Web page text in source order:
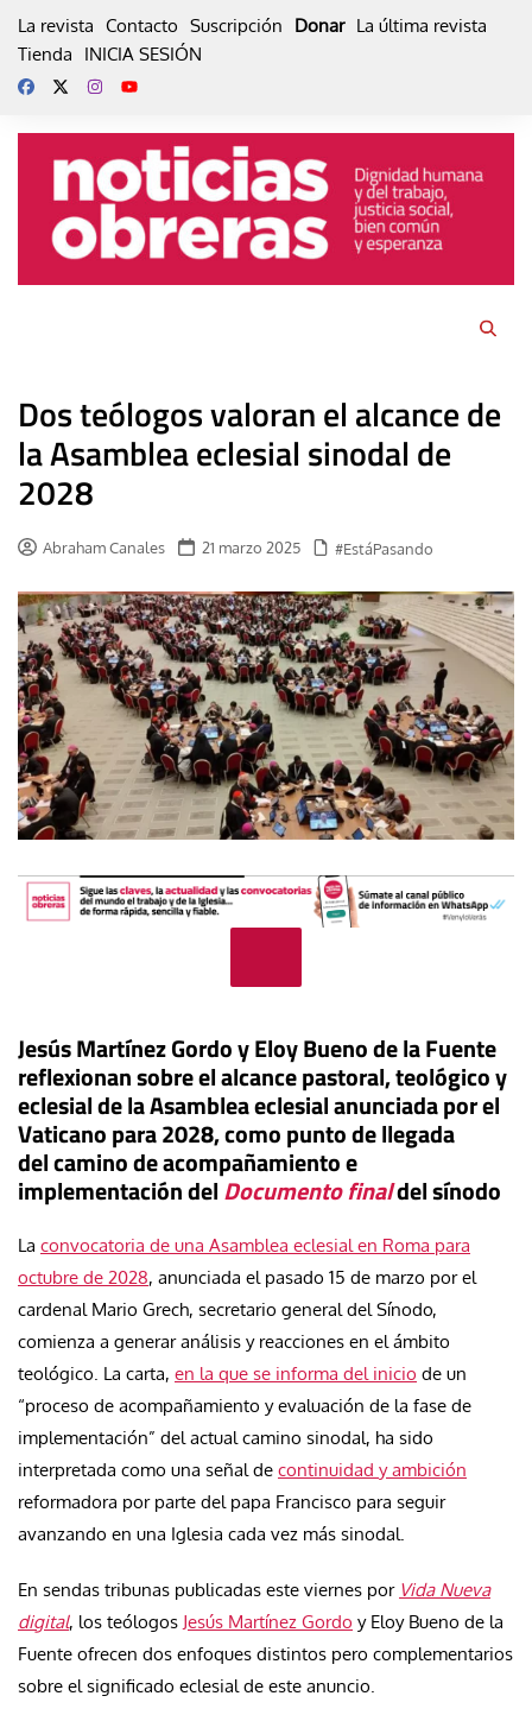
La revista Contacto Suscripción Donar La última revista
Tienda
INICIA SESIÓN
Dos teólogos valoran el alcance de
la Asamblea eclesial sinodal de
2028
Abraham Canales 21 marzo 2025 #EstáPasando
Jesús Martínez Gordo y Eloy Bueno de la Fuente
reflexionan sobre el alcance pastoral, teológico y
eclesial de la Asamblea eclesial anunciada por el
Vaticano para 2028, como punto de llegada
del camino de acompañamiento e
implementación delDocumento finaldel sínodo
La convocatoria de una Asamblea eclesial en Roma para
octubre de 2028, anunciada el pasado 15 de marzo por el
cardenal Mario Grech, secretario general del Sínodo,
comienza a generar análisis y reacciones en el ámbito
teológico. La carta, en la que se informa del inicio de un
“proceso de acompañamiento y evaluación de la fase de
implementación” del actual camino sinodal, ha sido
interpretada como una señal de continuidad y ambición
reformadora por parte del papa Francisco para seguir
avanzando en una Iglesia cada vez más sinodal.
En sendas tribunas publicadas este viernes por Vida Nueva
digital, los teólogos Jesús Martínez Gordo y Eloy Bueno de la
Fuente ofrecen dos enfoques distintos pero complementarios
sobre el significado eclesial de este anuncio.